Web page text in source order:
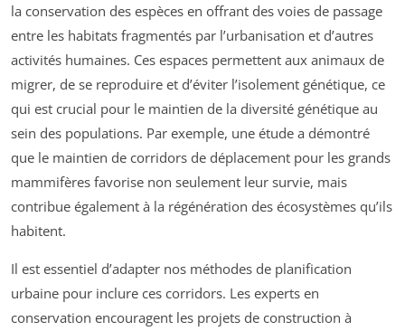
la conservation des espèces en offrant des voies de passage
entre les habitats fragmentés par l’urbanisation et d’autres
activités humaines. Ces espaces permettent aux animaux de
migrer, de se reproduire et d’éviter l’isolement génétique, ce
qui est crucial pour le maintien de la diversité génétique au
sein des populations. Par exemple, une étude a démontré
que le maintien de corridors de déplacement pour les grands
mammifères favorise non seulement leur survie, mais
contribue également à la régénération des écosystèmes qu’ils
habitent.
Il est essentiel d’adapter nos méthodes de planification
urbaine pour inclure ces corridors. Les experts en
conservation encouragent les projets de construction à